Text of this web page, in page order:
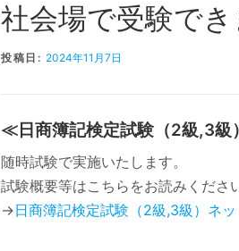
社会場で受験で
投稿日: 2024年11月7日
≪日商簿記検定試験（2級,3
随時試験で実施いたします。
試験概要等はこちらをお読みくださ
→日商簿記検定試験（2級,3級）ネ